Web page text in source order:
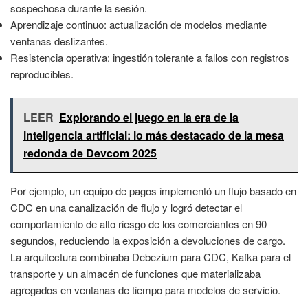
sospechosa durante la sesión.
Aprendizaje continuo: actualización de modelos mediante
ventanas deslizantes.
Resistencia operativa: ingestión tolerante a fallos con registros
reproducibles.
LEER Explorando el juego en la era de la
inteligencia artificial: lo más destacado de la mesa
redonda de Devcom 2025
Por ejemplo, un equipo de pagos implementó un flujo basado en
CDC en una canalización de flujo y logró detectar el
comportamiento de alto riesgo de los comerciantes en 90
segundos, reduciendo la exposición a devoluciones de cargo.
La arquitectura combinaba Debezium para CDC, Kafka para el
transporte y un almacén de funciones que materializaba
agregados en ventanas de tiempo para modelos de servicio.